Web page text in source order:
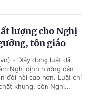
lượng cho Nghị
tôn giáo
- “Xây dựng luật đã
Nghị định hướng dẫn
đòi hỏi cao hơn. Luật chỉ
khung, còn Nghị...